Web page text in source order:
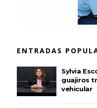
ENTRADAS
Sylvia
guajiros
vehicular